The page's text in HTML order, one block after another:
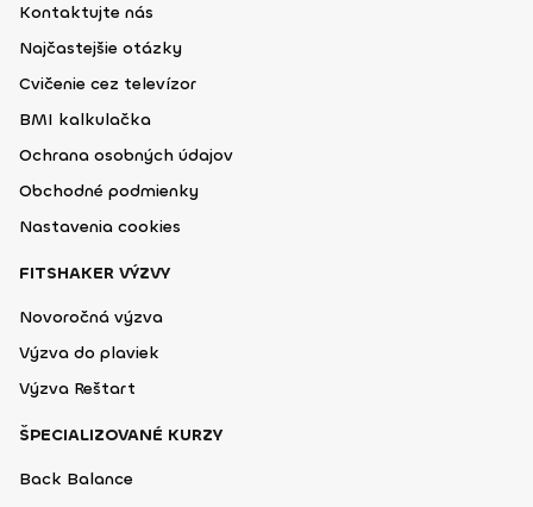
Kontaktujte nás
Najčastejšie otázky
Cvičenie cez televízor
BMI kalkulačka
Ochrana osobných údajov
Obchodné podmienky
Nastavenia cookies
FITSHAKER VÝZVY
Novoročná výzva
Výzva do plaviek
Výzva Reštart
ŠPECIALIZOVANÉ KURZY
Back Balance